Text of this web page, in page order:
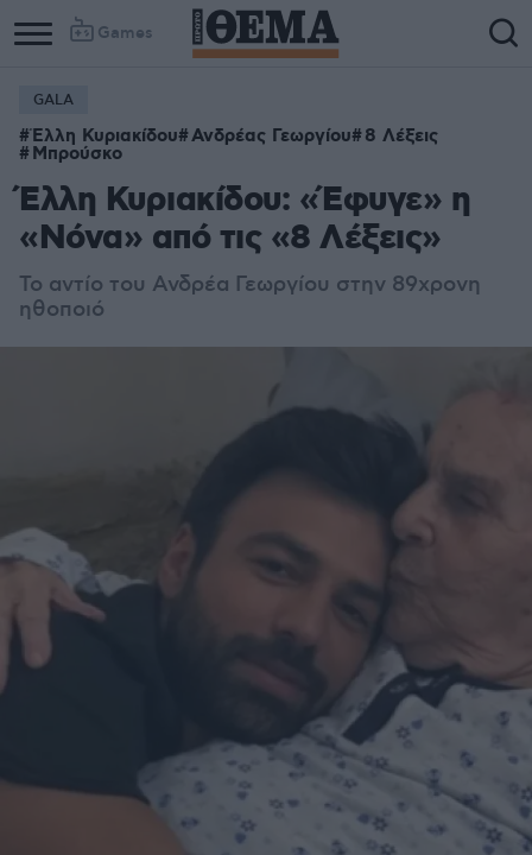
Games
GALA
Έλλη Κυριακίδου Ανδρέας Γεωργίου 8 Λέξεις
Μπρούσκο
Έλλη Κυριακίδου: «Έφυγε» η
«Νόνα» από τις «8 Λέξεις»
Το αντίο του Ανδρέα Γεωργίου στην 89χρονη
ηθοποιό